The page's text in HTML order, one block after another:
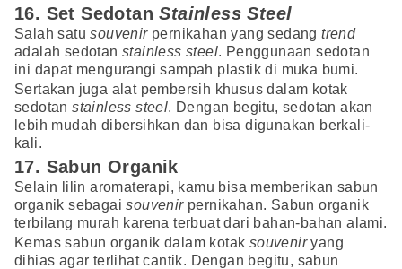
16. Set SedotanStainless Steel
Salah satusouvenirpernikahan yang sedangtrend
adalah sedotanstainless steel. Penggunaan sedotan
ini dapat mengurangi sampah plastik di muka bumi.
Sertakan juga alat pembersih khusus dalam kotak
sedotanstainless steel. Dengan begitu, sedotan akan
lebih mudah dibersihkan dan bisa digunakan berkali-
kali.
17. Sabun Organik
Selain lilin aromaterapi, kamu bisa memberikan sabun
organik sebagaisouvenirpernikahan. Sabun organik
terbilang murah karena terbuat dari bahan-bahan alami.
Kemas sabun organik dalam kotak souveniryang
dihias agar terlihat cantik. Dengan begitu, sabun